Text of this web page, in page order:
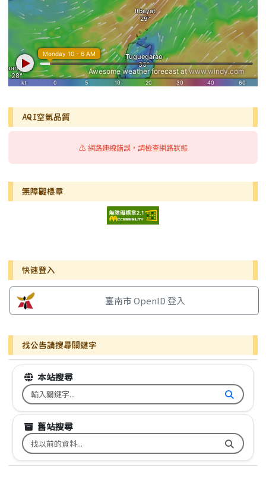
AQI空氣品質
⚠️ 網路連線錯誤，請檢查網路狀態
無障礙標章
右邊區域內容
快速登入
臺南市 OpenID 登入
找公告請搜尋關鍵字
本站搜尋
搜尋台南市文元國小全球資訊網關鍵字
舊站搜尋
搜尋台南市文元國小舊校網關鍵字